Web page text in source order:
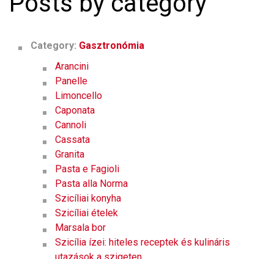
Category: Gasztronómia
Arancini
Panelle
Limoncello
Caponata
Cannoli
Cassata
Granita
Pasta e Fagioli
Pasta alla Norma
Szicíliai konyha
Szicíliai ételek
Marsala bor
Szicília ízei: hiteles receptek és kulináris